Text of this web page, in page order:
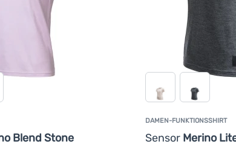
Blend Stone
DAMEN-FUNKTIONSSHIRT
Sensor Merino